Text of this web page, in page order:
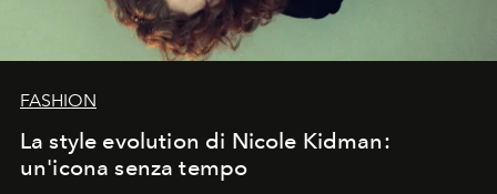
FASHION
La style evolution di Nicole Kidman:
un'icona senza tempo